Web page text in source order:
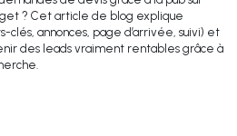
? Cet article de blog explique
annonces, page d’arrivée, suivi) et
des leads vraiment rentables grâce à